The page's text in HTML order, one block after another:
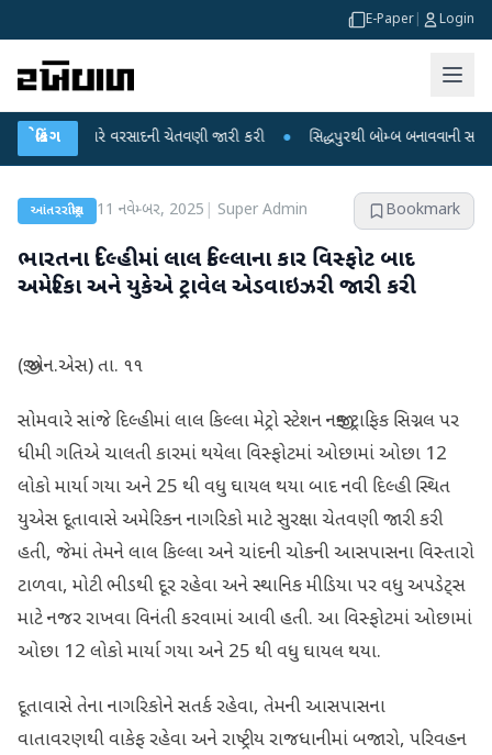
E-Paper Login
બ્રેકિંગ
ભારે વરસાદની ચેતવણી જારી કરી ● સિદ્ધપુરથી બોમ્બ બનાવવાની સામગ્રી
આંતરરાષ્ટ્રીય 11 નવેમ્બર, 2025 Super Admin Bookmark
ભારતના દિલ્હીમાં લાલ કિલ્લાના કાર વિસ્ફોટ બાદ
અમેરિકા અને યુકેએ ટ્રાવેલ એડવાઇઝરી જારી કરી
(જી.એન.એસ) તા. ૧૧
સોમવારે સાંજે દિલ્હીમાં લાલ કિલ્લા મેટ્રો સ્ટેશન નજીક ટ્રાફિક સિગ્નલ પર
ધીમી ગતિએ ચાલતી કારમાં થયેલા વિસ્ફોટમાં ઓછામાં ઓછા 12
લોકો માર્યા ગયા અને 25 થી વધુ ઘાયલ થયા બાદ નવી દિલ્હી સ્થિત
યુએસ દૂતાવાસે અમેરિકન નાગરિકો માટે સુરક્ષા ચેતવણી જારી કરી
હતી, જેમાં તેમને લાલ કિલ્લા અને ચાંદની ચોકની આસપાસના વિસ્તારો
ટાળવા, મોટી ભીડથી દૂર રહેવા અને સ્થાનિક મીડિયા પર વધુ અપડેટ્સ
માટે નજર રાખવા વિનંતી કરવામાં આવી હતી. આ વિસ્ફોટમાં ઓછામાં
ઓછા 12 લોકો માર્યા ગયા અને 25 થી વધુ ઘાયલ થયા.
દૂતાવાસે તેના નાગરિકોને સતર્ક રહેવા, તેમની આસપાસના
વાતાવરણથી વાકેફ રહેવા અને રાષ્ટ્રીય રાજધાનીમાં બજારો, પરિવહન